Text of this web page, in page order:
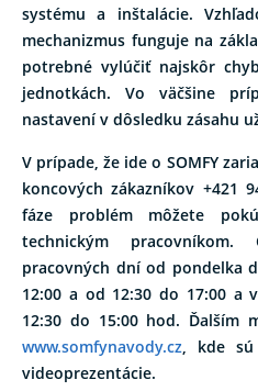
systému a inštalácie.
mechanizmus funguje na
potrebné vylúčiť najskôr
jednotkách. Vo väčšine
nastavení v dôsledku zásahu
V prípade, že ide o SOMFY
koncových zákazníkov +421
fáze problém môžete
technickým
pracovných dní od pondelka
12:00 a od 12:30 do 17:00 a
12:30 do 15:00 hod. Ďalším
www.somfynavody.cz , kde
videoprezentácie.